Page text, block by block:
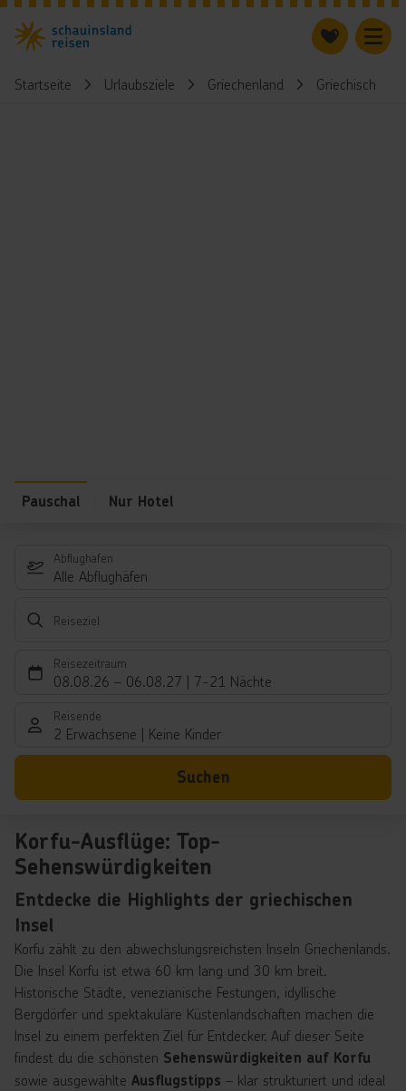
Startseite Urlaubsziele Griechenland Griechische
Pauschal Nur Hotel
Abflughafen
Alle Abflughäfen
Reiseziel
Reisezeitraum
08.08.26 – 06.08.27 7-21 Nächte
Reisende
2 Erwachsene Keine Kinder
Suchen
Korfu-Ausflüge: Top-
Sehenswürdigkeiten
Entdecke die Highlights der griechischen
Insel
Korfu zählt zu den abwechslungsreichsten Inseln Griechenlands.
Die Insel Korfu ist etwa 60 km lang und 30 km breit.
Historische Städte, venezianische Festungen, idyllische
Bergdörfer und spektakuläre Küstenlandschaften machen die
Insel zu einem perfekten Ziel für Entdecker. Auf dieser Seite
findest du die schönsten Sehenswürdigkeiten auf Korfu
sowie ausgewählte Ausflugstipps – klar strukturiert und ideal